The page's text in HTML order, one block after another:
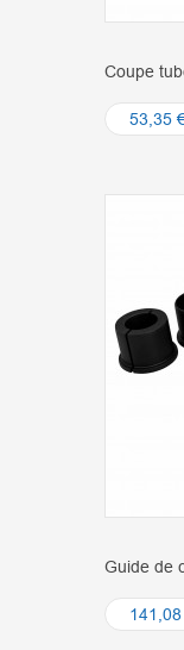
Coupe
53,35
Guide de